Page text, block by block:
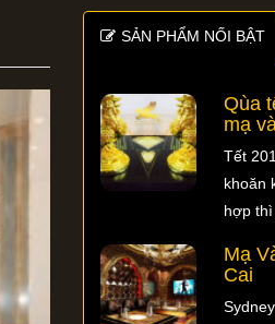
SẢN PHẨM NỐI BẬT
Qùa
mạ
Tết
khoăn
hợp thì
Mạ
Cai